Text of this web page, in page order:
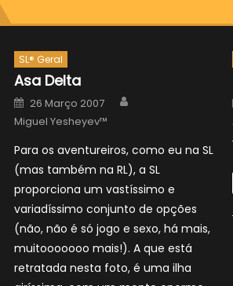
SL® Geral
Asa Delta
Posted
on
26 Março 2007
Miguel Yesheyev™
Para os aventureiros, como eu na SL
(mas também na RL), a SL
proporciona um vastíssimo e
variadíssimo conjunto de opções
(não, não é só jogo e sexo, há mais,
muitooooooo mais!). A que está
retratada nesta foto, é uma ilha